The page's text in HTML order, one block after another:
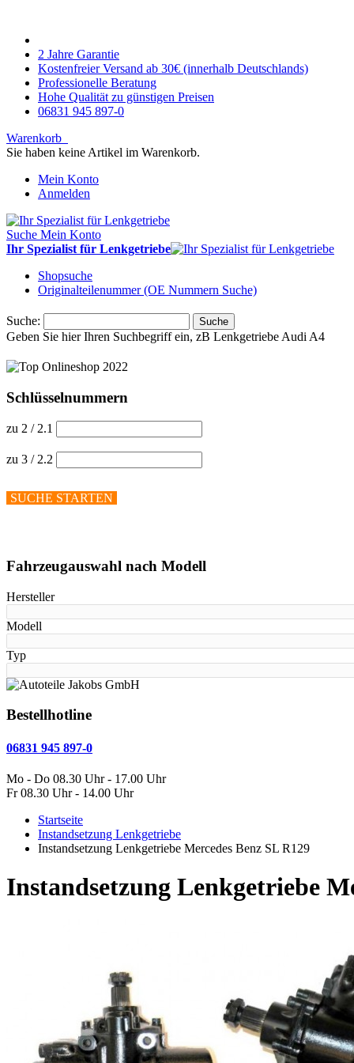
2 Jahre Garantie
Kostenfreier Versand ab 30€ (innerhalb Deutschlands)
Professionelle Beratung
Hohe Qualität zu günstigen Preisen
06831 945 897-0
Warenkorb
Sie haben keine Artikel im Warenkorb.
Mein Konto
Anmelden
Suche Mein Konto
Ihr Spezialist für Lenkgetriebe
Shopsuche
Originalteilenummer (OE Nummern Suche)
Suche: Suche
Geben Sie hier Ihren Suchbegriff ein, zB Lenkgetriebe Audi A4
Schlüsselnummern
zu 2 / 2.1
zu 3 / 2.2
SUCHE STARTEN
Fahrzeugauswahl nach Modell
Hersteller
Modell
Typ
Bestellhotline
06831 945 897-0
Mo - Do 08.30 Uhr - 17.00 Uhr
Fr 08.30 Uhr - 14.00 Uhr
Startseite
Instandsetzung Lenkgetriebe
Instandsetzung Lenkgetriebe Mercedes Benz SL R129
Instandsetzung Lenkgetriebe